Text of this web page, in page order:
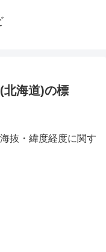
北海道)の標
抜・緯度経度に関す